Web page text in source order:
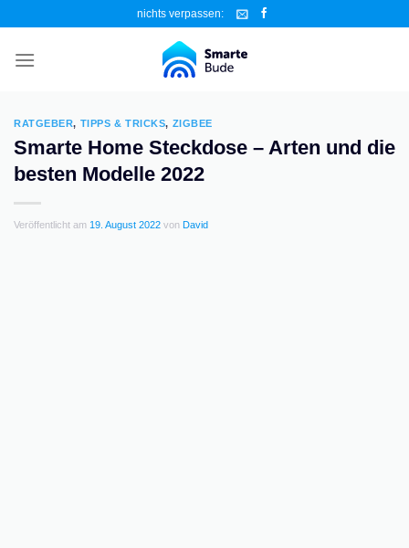
springen
nichts verpassen:
RATGEBER, TIPPS & TRICKS, ZIGBEE
Smarte Home Steckdose – Arten und die
besten Modelle 2022
Veröffentlicht am 19. August 2022 von David